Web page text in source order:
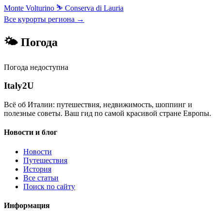
Monte Volturino ⛷ Conserva di Lauria
Все курорты региона →
🌤 Погода
Погода недоступна
Italy2U
Всё об Италии: путешествия, недвижимость, шоппинг и
полезные советы. Ваш гид по самой красивой стране Европы.
Новости и блог
Новости
Путешествия
История
Все статьи
Поиск по сайту
Информация